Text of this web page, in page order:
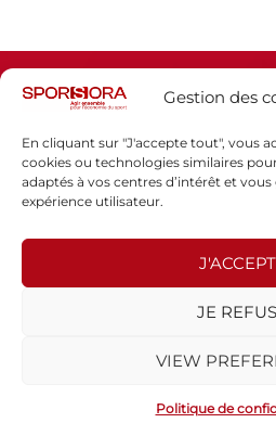
Gestion des
En cliquant sur "J'accepte tout", vous
cookies ou technologies similaires
adaptés à vos centres d’intérêt et
expérience utilisateur.
JE
VIEW
Politique de
Espace
Politique de
75015
WEB Stratégies- ©